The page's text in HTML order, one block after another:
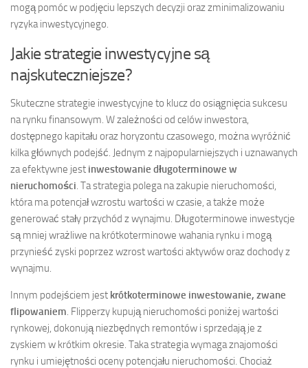
mogą pomóc w podjęciu lepszych decyzji oraz zminimalizowaniu
ryzyka inwestycyjnego.
Jakie strategie inwestycyjne są
najskuteczniejsze?
Skuteczne strategie inwestycyjne to klucz do osiągnięcia sukcesu
na rynku finansowym. W zależności od celów inwestora,
dostępnego kapitału oraz horyzontu czasowego, można wyróżnić
kilka głównych podejść. Jednym z najpopularniejszych i uznawanych
za efektywne jest inwestowanie długoterminowe w
nieruchomości. Ta strategia polega na zakupie nieruchomości,
która ma potencjał wzrostu wartości w czasie, a także może
generować stały przychód z wynajmu. Długoterminowe inwestycje
są mniej wrażliwe na krótkoterminowe wahania rynku i mogą
przynieść zyski poprzez wzrost wartości aktywów oraz dochody z
wynajmu.
Innym podejściem jest krótkoterminowe inwestowanie, zwane
flipowaniem. Flipperzy kupują nieruchomości poniżej wartości
rynkowej, dokonują niezbędnych remontów i sprzedają je z
zyskiem w krótkim okresie. Taka strategia wymaga znajomości
rynku i umiejętności oceny potencjału nieruchomości. Chociaż